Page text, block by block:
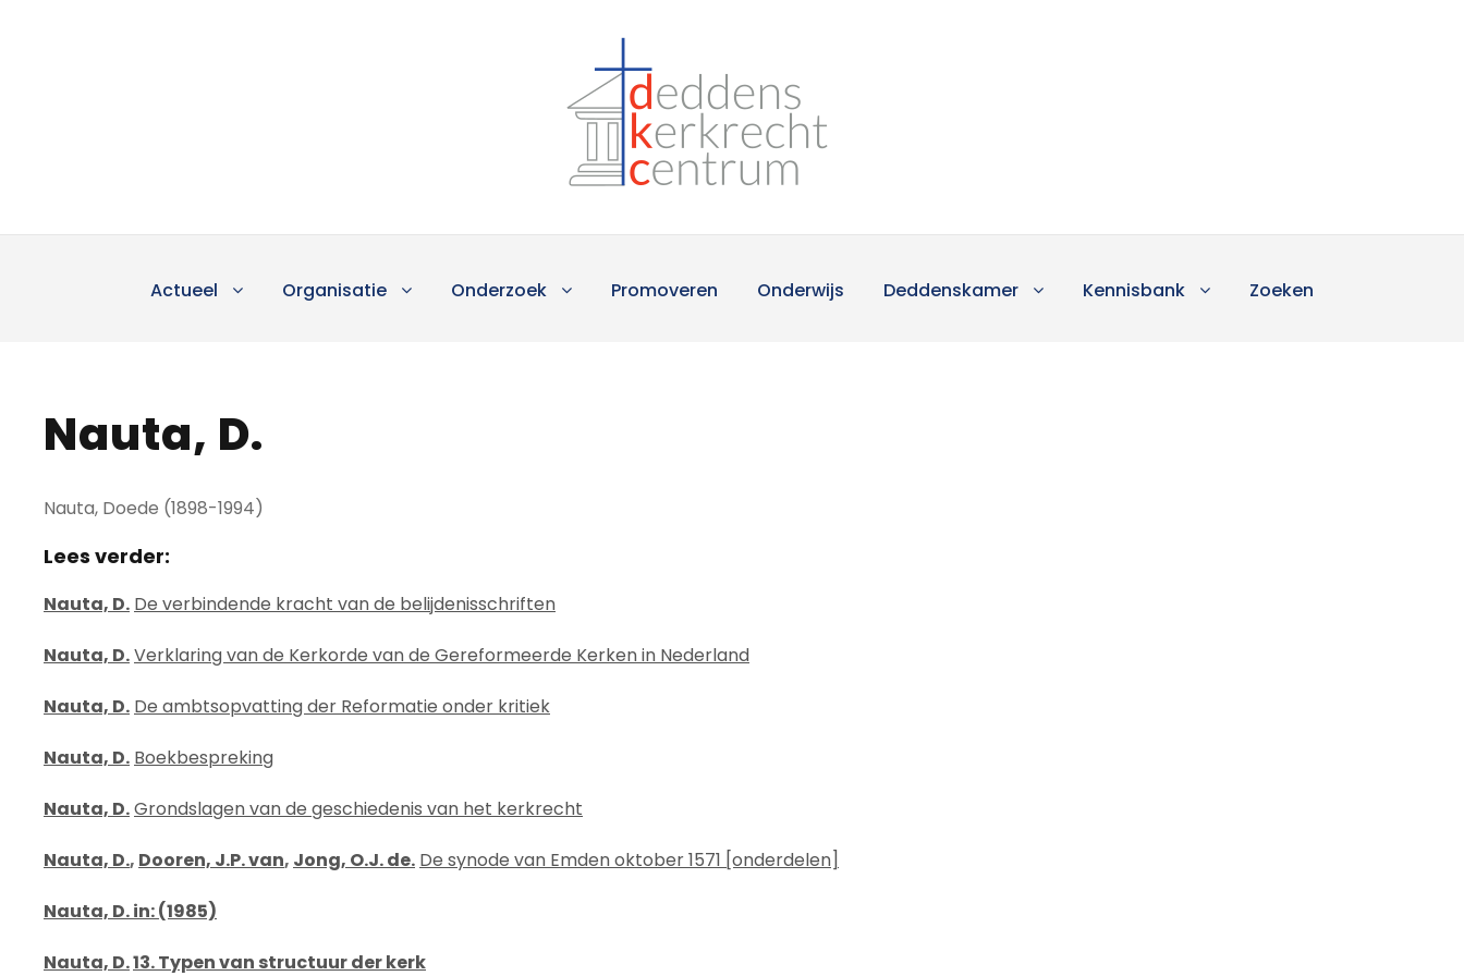
Actueel Organisatie Onderzoek Promoveren Onderwijs Deddenskamer Kennisbank Zoeken
Nauta, D.
Nauta, Doede (1898-1994)
Lees verder:
Nauta, D. De verbindende kracht van de belijdenisschriften
Nauta, D.Verklaring van de Kerkorde van de Gereformeerde Kerken in Nederland
Nauta, D. De ambtsopvatting der Reformatie onder kritiek
Nauta, D. Boekbespreking
Nauta, D.Grondslagen van de geschiedenis van het kerkrecht
Nauta, D., Dooren, J.P. van, Jong, O.J. de. De synode van Emden oktober 1571 [onderdelen]
Nauta, D. in: (1985)
Nauta, D.13. Typen van structuur der kerk